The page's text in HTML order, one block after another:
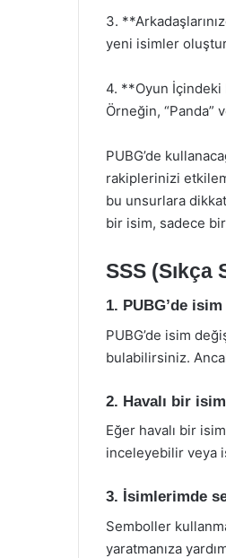
3.
yeni isimler
4. **Oyun
Örneğin, “Panda”
PUBG’de
rakiplerinizi
bu unsurlara
bir isim, sadece
SSS (Sıkça
1. PUBG’de
PUBG’de isim
bulabilirsiniz.
2. Havalı bir
Eğer havalı bir
inceleyebilir veya
3. İsimlerimde
Semboller
yaratmanıza